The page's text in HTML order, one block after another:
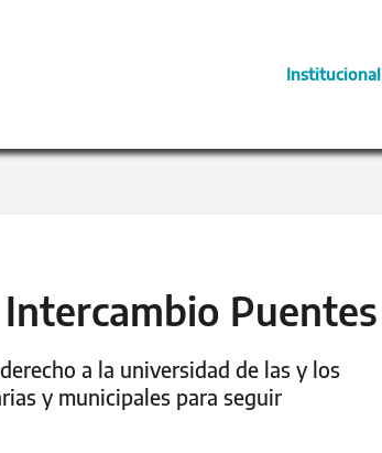
Institucional
Puentes
a la universidad de las y los
y municipales para seguir